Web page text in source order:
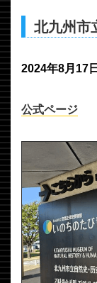
北九州市
2024年8月17
公式ページ